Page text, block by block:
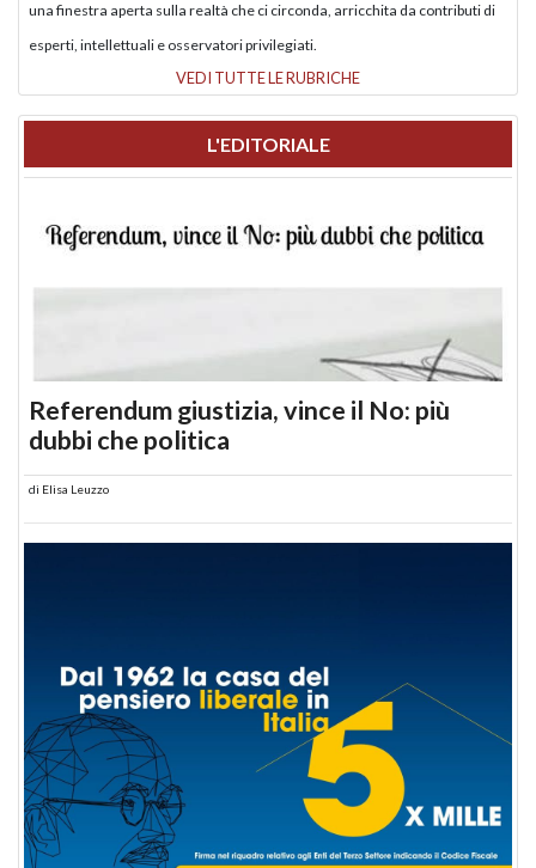
una finestra aperta sulla realtà che ci circonda, arricchita da contributi di
esperti, intellettuali e osservatori privilegiati.
VEDI TUTTE LE RUBRICHE
L'EDITORIALE
Referendum giustizia, vince il No: più
dubbi che politica
di Elisa Leuzzo